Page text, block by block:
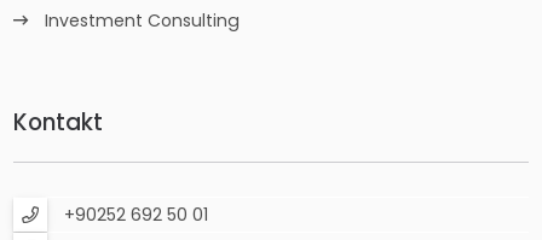
Investment Consulting
Kontakt
+90252 692 50 01